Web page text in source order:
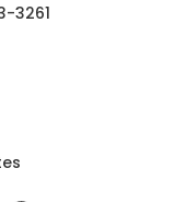
3261